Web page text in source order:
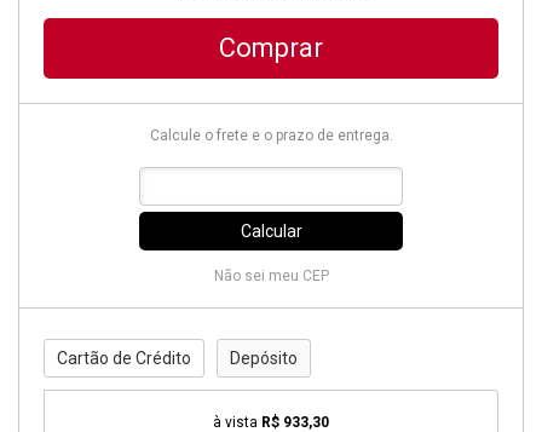
Comprar
Calcule o frete e o prazo de entrega.
Calcular
Não sei meu CEP
Cartão de Crédito Depósito
à vista R$ 933,30